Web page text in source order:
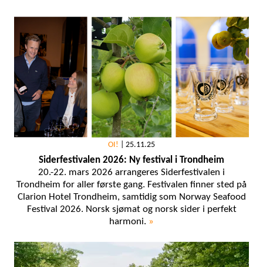
OI! 25.11.25
Siderfestivalen 2026: Ny festival i Trondheim
20.-22. mars 2026 arrangeres Siderfestivalen i
Trondheim for aller første gang. Festivalen finner sted på
Clarion Hotel Trondheim, samtidig som Norway Seafood
Festival 2026. Norsk sjømat og norsk sider i perfekt
harmoni. »